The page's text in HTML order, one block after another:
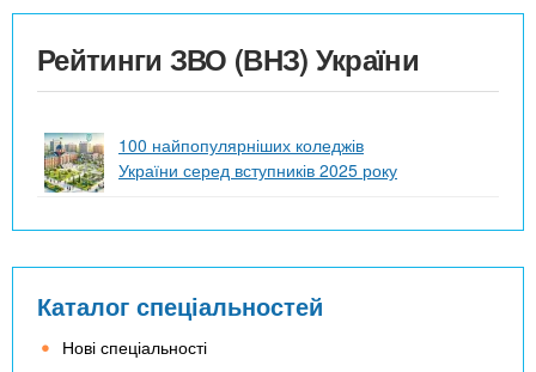
Рейтинги ЗВО (ВНЗ) України
100 найпопулярніших коледжів
України серед вступників 2025 року
Каталог спеціальностей
Нові спеціальності